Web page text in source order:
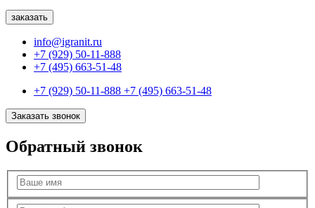
info@igranit.ru
+7 (929) 50-11-888
+7 (495) 663-51-48
+7 (929) 50-11-888 +7 (495) 663-51-48
Заказать звонок
Обратный звонок